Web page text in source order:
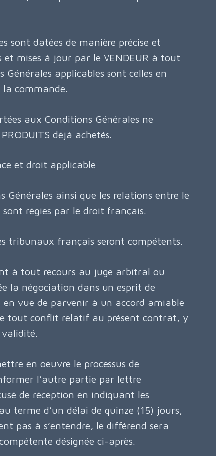
sont datées de manière précise et
mises à jour par le VENDEUR à tout
Générales applicables sont celles en
commande.
aux Conditions Générales ne
déjà achetés.
et droit applicable
Générales ainsi que les relations entre le
sont régies par le droit français.
tribunaux français seront compétents.
à tout recours au juge arbitral ou
la négociation dans un esprit de
vue de parvenir à un accord amiable
tout conflit relatif au présent contrat, y
en oeuvre le processus de
l’autre partie par lettre
de réception en indiquant les
terme d’un délai de quinze (15) jours,
pas à s’entendre, le différend sera
désignée ci-après.